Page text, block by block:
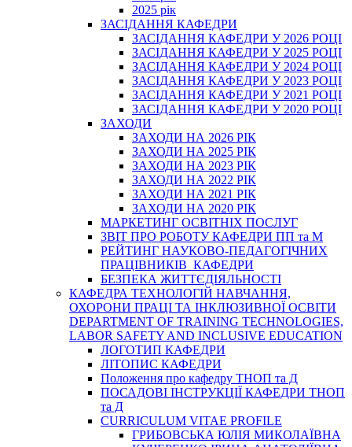
2025 рік
ЗАСІДАННЯ КАФЕДРИ
ЗАСІДАННЯ КАФЕДРИ У 2026 РОЦІ
ЗАСІДАННЯ КАФЕДРИ У 2025 РОЦІ
ЗАСІДАННЯ КАФЕДРИ У 2024 РОЦІ
ЗАСІДАННЯ КАФЕДРИ У 2023 РОЦІ
ЗАСІДАННЯ КАФЕДРИ У 2021 РОЦІ
ЗАСІДАННЯ КАФЕДРИ У 2020 РОЦІ
ЗАХОДИ
ЗАХОДИ НА 2026 РІК
ЗАХОДИ НА 2025 РІК
ЗАХОДИ НА 2023 РІК
ЗАХОДИ НА 2022 РІК
ЗАХОДИ НА 2021 РІК
ЗАХОДИ НА 2020 РІК
МАРКЕТИНГ ОСВІТНІХ ПОСЛУГ
3BIT ПРО РОБОТУ КАФЕДРИ ПП та М
РЕЙТИНГ НАУКОВО-ПЕДАГОГІЧНИХ
ПРАЦІВНИКІВ КАФЕДРИ
БЕЗПЕКА ЖИТТЄДІЯЛЬНОСТІ
КАФЕДРА ТЕХНОЛОГІЙ НАВЧАННЯ,
ОХОРОНИ ПРАЦІ ТА ІНКЛЮЗИВНОЇ ОСВІТИ
DEPARTMENT OF TRAINING TECHNOLOGIES,
LABOR SAFETY AND INCLUSIVE EDUCATION
ЛОГОТИП КАФЕДРИ
ЛІТОПИС КАФЕДРИ
Положення про кафедру ТНОП та Д
ПОСАДОВІ ІНСТРУКЦІЇ КАФЕДРИ ТНОП
та Д
CURRICULUM VITAE PROFILE
ГРИБОВСЬКА ЮЛІЯ МИКОЛАЇВНА